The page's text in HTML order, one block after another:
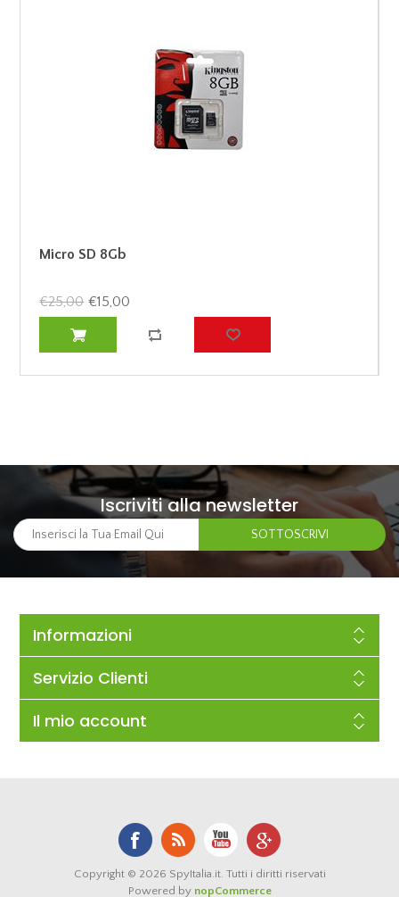
Micro SD 8Gb
€25,00 €15,00
Iscriviti alla newsletter
Informazioni
Servizio Clienti
Il mio account
Copyright © 2026 SpyItalia.it. Tutti i diritti riservati
Powered by nopCommerce